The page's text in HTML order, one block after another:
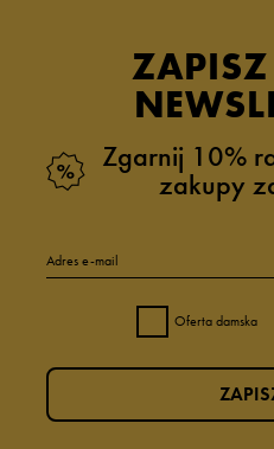
ZAPISZ
Zgarnij 10%
zakupy
Adres e-mail
Oferta damska